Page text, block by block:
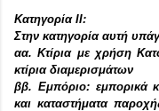
Κατηγορία ΙΙ:
Στην κατηγορία αυτή
αα. Κτίρια με χρήση
κτίρια διαμερισμάτων
ββ. Εμπόριο: εμπορικά
και καταστήματα